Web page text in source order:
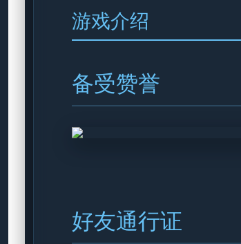
游戏介绍
备受赞誉
好友通行证